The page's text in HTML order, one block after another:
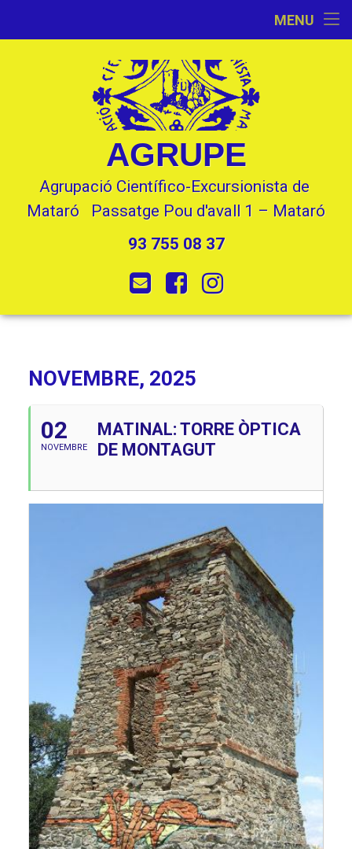
MENU
AGRUPE
Agrupació Científico-Excursionista de
Mataró   Passatge Pou d'avall 1 – Mataró
93 755 08 37
E-mailFacebookInstagram
NOVEMBRE, 2025
02
NOVEMBRE
MATINAL: TORRE ÒPTICA
DE MONTAGUT